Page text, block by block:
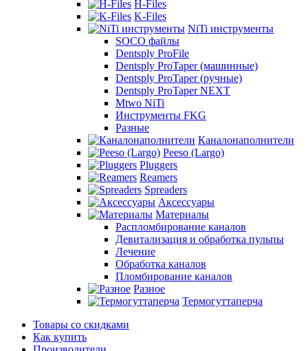
H-Files
K-Files
NiTi инструменты
SOCO файлы
Dentsply ProFile
Dentsply ProTaper (машинные)
Dentsply ProTaper (ручные)
Dentsply ProTaper NEXT
Mtwo NiTi
Инструменты FKG
Разные
Каналонаполнители
Peeso (Largo)
Pluggers
Reamers
Spreaders
Аксессуары
Материалы
Распломбирование каналов
Девитализация и обработка пульпы
Лечение
Обработка каналов
Пломбирование каналов
Разное
Термогуттаперча
Товары со скидками
Как купить